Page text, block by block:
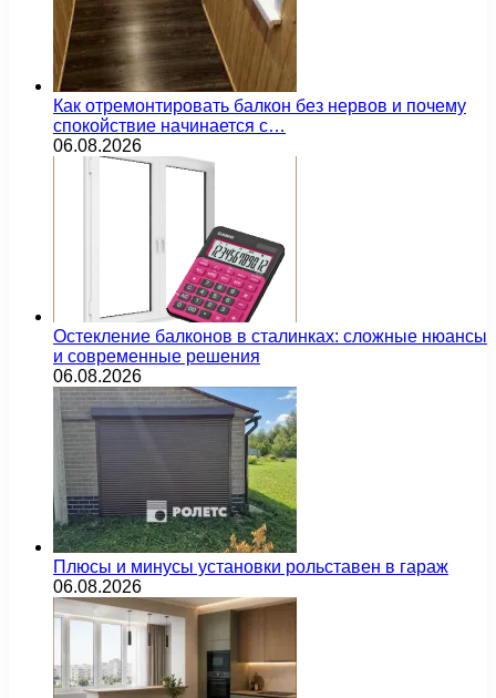
Как отремонтировать балкон без нервов и почему
спокойствие начинается с…
06.08.2026
Остекление балконов в сталинках: сложные нюансы
и современные решения
06.08.2026
Плюсы и минусы установки рольставен в гараж
06.08.2026